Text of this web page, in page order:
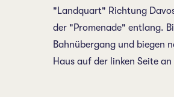
"Landquart" Richtung
der "Promenade" entlang.
Bahnübergang und biegen
Haus auf der linken Seite